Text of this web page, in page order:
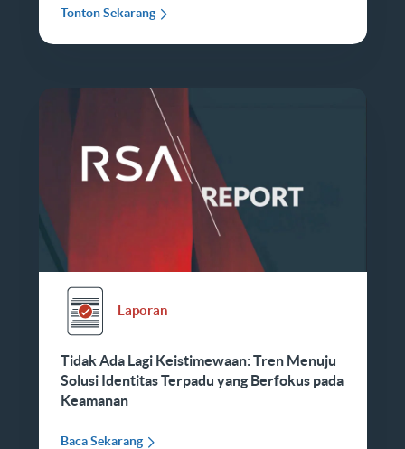
Tonton Sekarang
Laporan
Tidak Ada Lagi Keistimewaan: Tren Menuju
Solusi Identitas Terpadu yang Berfokus pada
Keamanan
Baca Sekarang